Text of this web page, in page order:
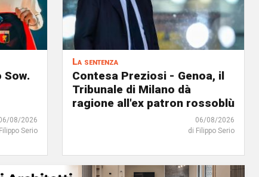
Sow.
08/2026
Serio
La sentenza
Contesa Preziosi - Genoa, il
Tribunale di Milano dà
ragione all'ex patron rossoblù
06/08/2026
di Filippo Serio